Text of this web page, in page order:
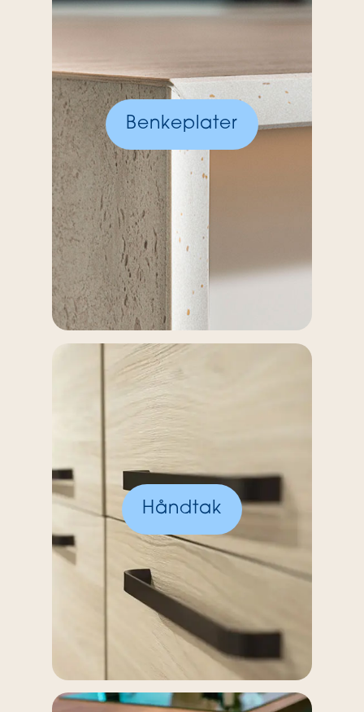
Benkeplater
Håndtak